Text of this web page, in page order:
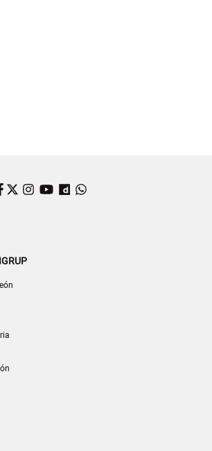
Facebook
Twitter
Instagram
YouTube
Dailymotion